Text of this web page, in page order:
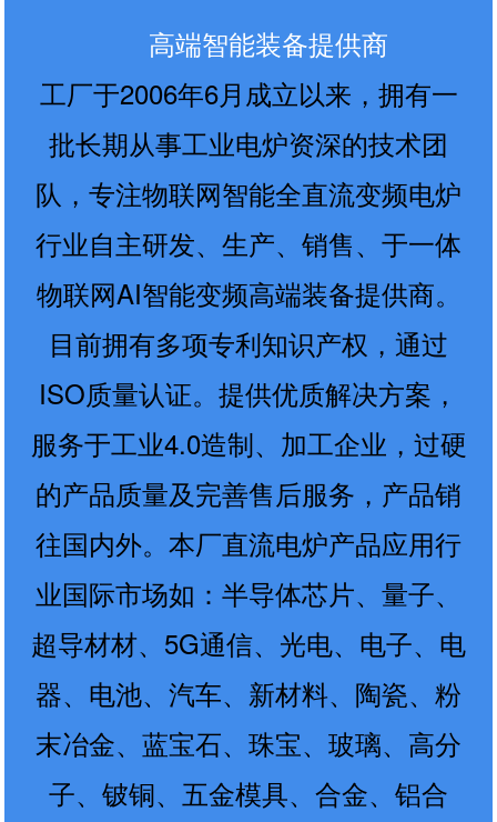
高端智能装备提供商
工厂于2006年6月成立以来，拥有一
批长期从事工业电炉资深的技术团
队，专注物联网智能全直流变频电炉
行业自主研发、生产、销售、于一体
物联网AI智能变频高端装备提供商。
目前拥有多项专利知识产权，通过
ISO质量认证。提供优质解决方案，
服务于工业4.0造制、加工企业，过硬
的产品质量及完善售后服务，产品销
往国内外。本厂直流电炉产品应用行
业国际市场如：半导体芯片、量子、
超导材材、5G通信、光电、电子、电
器、电池、汽车、新材料、陶瓷、粉
末冶金、蓝宝石、珠宝、玻璃、高分
子、铍铜、五金模具、合金、铝合